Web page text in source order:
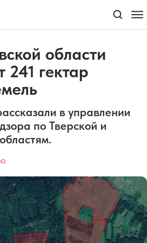
области
241 гектар
в управлении
по Тверской и